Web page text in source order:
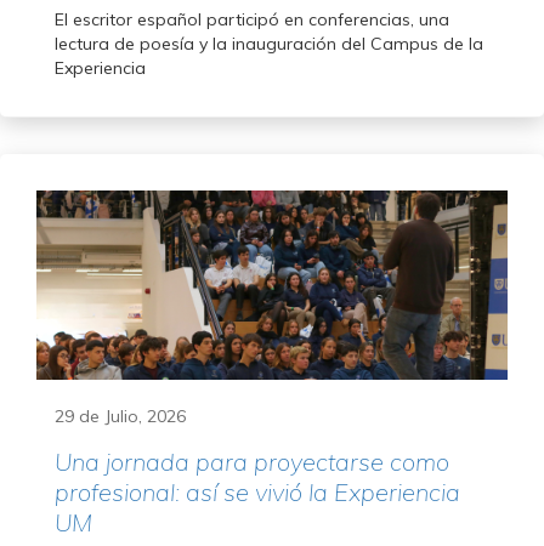
El escritor español participó en conferencias, una
lectura de poesía y la inauguración del Campus de la
Experiencia
29 de Julio, 2026
Una jornada para proyectarse como
profesional: así se vivió la Experiencia
UM